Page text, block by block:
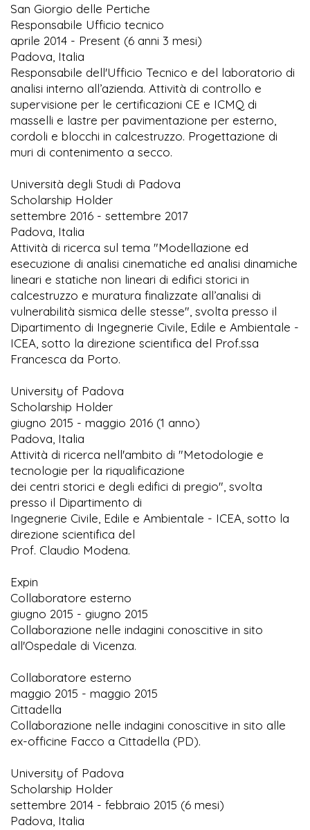
San Giorgio delle Pertiche
Responsabile Ufficio tecnico
aprile 2014 - Present (6 anni 3 mesi)
Padova, Italia
Responsabile dell'Ufficio Tecnico e del laboratorio di
analisi interno all’azienda. Attività di controllo e
supervisione per le certificazioni CE e ICMQ di
masselli e lastre per pavimentazione per esterno,
cordoli e blocchi in calcestruzzo. Progettazione di
muri di contenimento a secco.
Università degli Studi di Padova
Scholarship Holder
settembre 2016 - settembre 2017
Padova, Italia
Attività di ricerca sul tema "Modellazione ed
esecuzione di analisi cinematiche ed analisi dinamiche
lineari e statiche non lineari di edifici storici in
calcestruzzo e muratura finalizzate all’analisi di
vulnerabilità sismica delle stesse", svolta presso il
Dipartimento di Ingegnerie Civile, Edile e Ambientale -
ICEA, sotto la direzione scientifica del Prof.ssa
Francesca da Porto.
University of Padova
Scholarship Holder
giugno 2015 - maggio 2016 (1 anno)
Padova, Italia
Attività di ricerca nell'ambito di "Metodologie e
tecnologie per la riqualificazione
dei centri storici e degli edifici di pregio", svolta
presso il Dipartimento di
Ingegnerie Civile, Edile e Ambientale - ICEA, sotto la
direzione scientifica del
Prof. Claudio Modena.
Expin
Collaboratore esterno
giugno 2015 - giugno 2015
Collaborazione nelle indagini conoscitive in sito
all'Ospedale di Vicenza.
Collaboratore esterno
maggio 2015 - maggio 2015
Cittadella
Collaborazione nelle indagini conoscitive in sito alle
ex-officine Facco a Cittadella (PD).
University of Padova
Scholarship Holder
settembre 2014 - febbraio 2015 (6 mesi)
Padova, Italia